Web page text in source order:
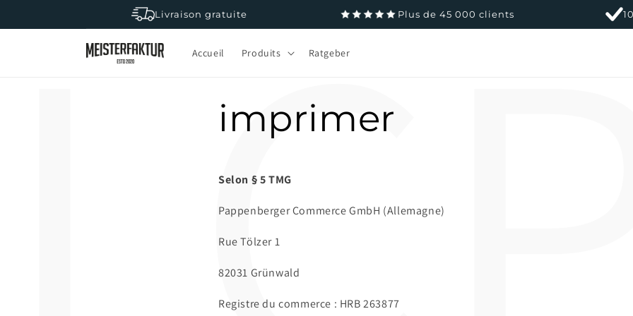
Γ
au
Livraison gratuite Plus de 45 000 clients
Accueil Produits Ratgeber
imprimer
Selon § 5 TMG
Pappenberger Commerce GmbH (Allemagne)
Rue Tölzer 1
82031 Grünwald
Registre du commerce : HRB 263877